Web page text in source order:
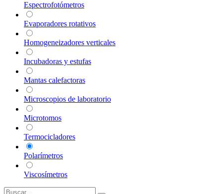
Espectrofotómetros
Evaporadores rotativos
Homogeneizadores verticales
Incubadoras y estufas
Mantas calefactoras
Microscopios de laboratorio
Microtomos
Termocicladores
Polarímetros
Viscosímetros